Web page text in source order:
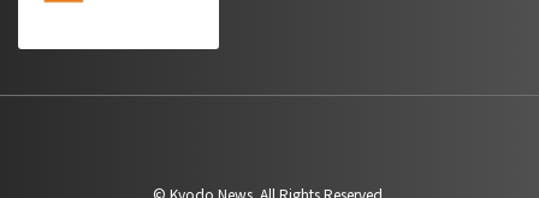
©︎ Kyodo News. All Rights Reserved.